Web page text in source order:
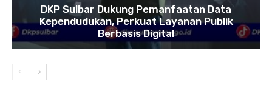
DKP Sulbar Dukung Pemanfaatan Data
Kependudukan, Perkuat Layanan Publik
Berbasis Digital